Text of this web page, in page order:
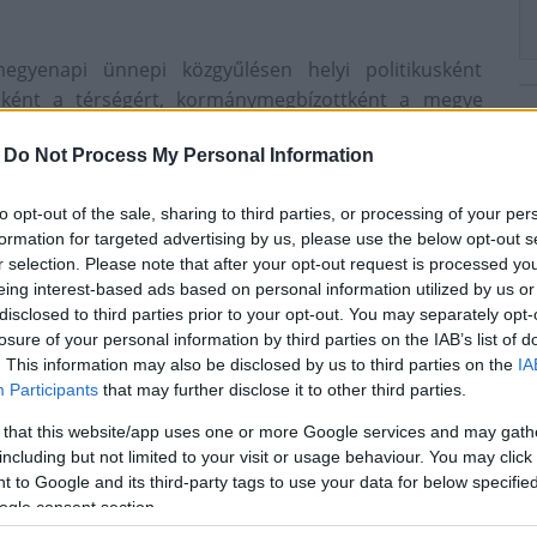
Do Not Process My Personal Information
opt-out of the sale, sharing to third parties, or processing of your
for targeted advertising by us, please use the below opt-out
selection. Please note that after your opt-out request is processed
interest-based ads based on personal information utilized by us
to third parties prior to your opt-out. You may separately
of your personal information by third parties on the IAB’s list of
This information may also be disclosed by us to third parties on the
Participants that may further disclose it to other third parties.
that this website/app uses one or more Google services and may
but not limited to your visit or usage behaviour. You may
to Google and its third-party tags to use your data for below
consent section.
ünnepi közgyűlésen helyi politikusként
a térségért, kormánymegbízottként a megye
kiemelkedő szerepéért, a megye gazdasági,
példaértékű tevékenységéért Tolna Megyéért
Megyei Kormányhivatal 2017 Tóth Ferenc